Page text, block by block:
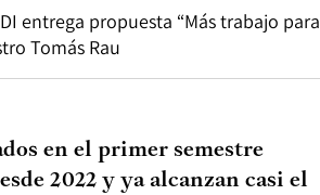
entrega propuesta “Más trabajo para
Tomás Rau
en el primer semestre
2022 y ya alcanzan casi el